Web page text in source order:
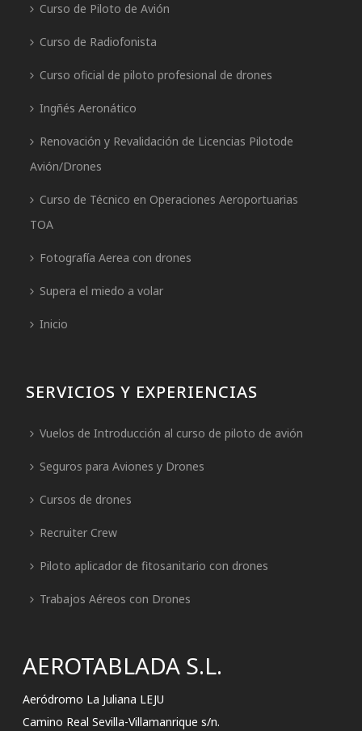
Curso de Piloto de Avión
Curso de Radiofonista
Curso oficial de piloto profesional de drones
Ingñés Aeronático
Renovación y Revalidación de Licencias Pilotode
Avión/Drones
Curso de Técnico en Operaciones Aeroportuarias
TOA
Fotografía Aerea con drones
Supera el miedo a volar
Inicio
SERVICIOS Y EXPERIENCIAS
Vuelos de Introducción al curso de piloto de avión
Seguros para Aviones y Drones
Cursos de drones
Recruiter Crew
Piloto aplicador de fitosanitario con drones
Trabajos Aéreos con Drones
AEROTABLADA S.L.
Aeródromo La Juliana LEJU
Camino Real Sevilla-Villamanrique s/n.